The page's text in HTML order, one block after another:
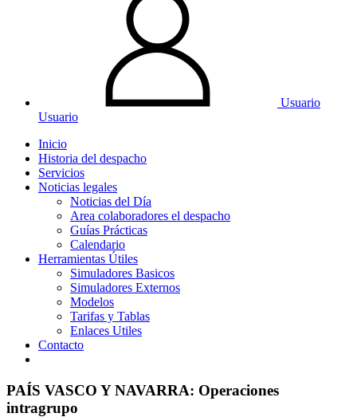
Usuario
Usuario
Inicio
Historia del despacho
Servicios
Noticias legales
Noticias del Día
Area colaboradores el despacho
Guías Prácticas
Calendario
Herramientas Útiles
Simuladores Basicos
Simuladores Externos
Modelos
Tarifas y Tablas
Enlaces Utiles
Contacto
PAÍS VASCO Y NAVARRA: Operaciones
intragrupo